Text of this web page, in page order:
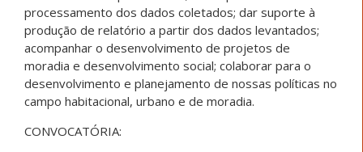
processamento dos dados coletados; dar suporte à
produção de relatório a partir dos dados levantados;
acompanhar o desenvolvimento de projetos de
moradia e desenvolvimento social; colaborar para o
desenvolvimento e planejamento de nossas políticas no
campo habitacional, urbano e de moradia.
CONVOCATÓRIA: